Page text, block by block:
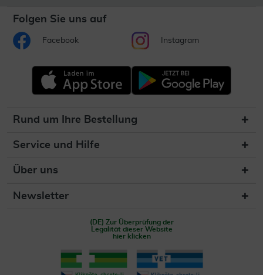
Folgen Sie uns auf
Facebook Instagram
Rund um Ihre Bestellung
Service und Hilfe
Über uns
Newsletter
(DE) Zur Überprüfung der
Legalität dieser Website
hier klicken